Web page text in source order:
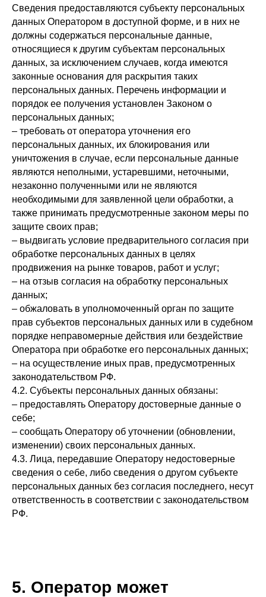
Сведения предоставляются субъекту персональных
данных Оператором в доступной форме, и в них не
должны содержаться персональные данные,
относящиеся к другим субъектам персональных
данных, за исключением случаев, когда имеются
законные основания для раскрытия таких
персональных данных. Перечень информации и
порядок ее получения установлен Законом о
персональных данных;
– требовать от оператора уточнения его
персональных данных, их блокирования или
уничтожения в случае, если персональные данные
являются неполными, устаревшими, неточными,
незаконно полученными или не являются
необходимыми для заявленной цели обработки, а
также принимать предусмотренные законом меры по
защите своих прав;
– выдвигать условие предварительного согласия при
обработке персональных данных в целях
продвижения на рынке товаров, работ и услуг;
– на отзыв согласия на обработку персональных
данных;
– обжаловать в уполномоченный орган по защите
прав субъектов персональных данных или в судебном
порядке неправомерные действия или бездействие
Оператора при обработке его персональных данных;
– на осуществление иных прав, предусмотренных
законодательством РФ.
4.2. Субъекты персональных данных обязаны:
– предоставлять Оператору достоверные данные о
себе;
– сообщать Оператору об уточнении (обновлении,
изменении) своих персональных данных.
4.3. Лица, передавшие Оператору недостоверные
сведения о себе, либо сведения о другом субъекте
персональных данных без согласия последнего, несут
ответственность в соответствии с законодательством
РФ.
5. Оператор может